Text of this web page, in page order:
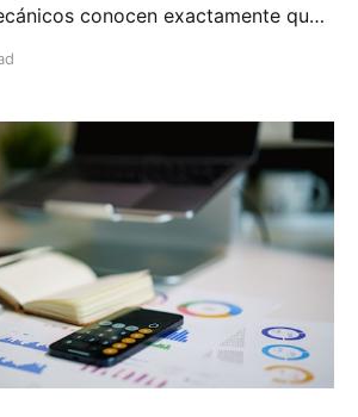
conocen exactamente qué
de manera eficiente y los
no es un sueño lejano, sino